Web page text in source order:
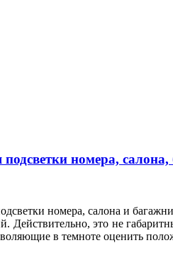
номера,
номера, салона и
Действительно, это не
в темноте оценить